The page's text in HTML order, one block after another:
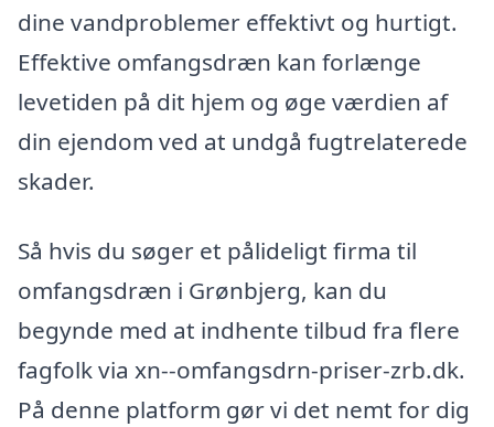
dine vandproblemer effektivt og hurtigt.
Effektive omfangsdræn kan forlænge
levetiden på dit hjem og øge værdien af
din ejendom ved at undgå fugtrelaterede
skader.
Så hvis du søger et pålideligt firma til
omfangsdræn i Grønbjerg, kan du
begynde med at indhente tilbud fra flere
fagfolk via xn--omfangsdrn-priser-zrb.dk.
På denne platform gør vi det nemt for dig